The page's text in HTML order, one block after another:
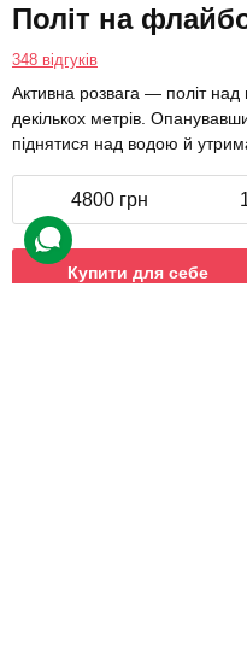
Політ на
348 відгуків
Активна розвага — політ
декількох метрів.
піднятися над водою й
4800 грн
Купити для себе